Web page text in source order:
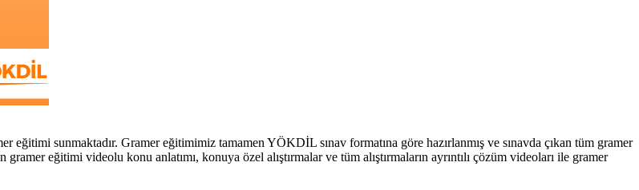
sunmaktadır. Gramer eğitimimiz tamamen YÖKDİL sınav formatına göre hazırlanmış ve sınavda çıkan tüm gramer
eğitimi videolu konu anlatımı, konuya özel alıştırmalar ve tüm alıştırmaların ayrıntılı çözüm videoları ile gramer